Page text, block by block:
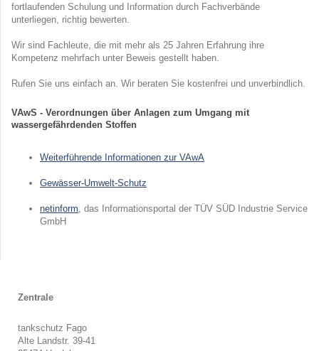
fortlaufenden Schulung und Information durch Fachverbände
unterliegen, richtig bewerten.
Wir sind Fachleute, die mit mehr als 25 Jahren Erfahrung ihre
Kompetenz mehrfach unter Beweis gestellt haben.
Rufen Sie uns einfach an. Wir beraten Sie kostenfrei und unverbindlich.
VAwS - Verordnungen über Anlagen zum Umgang mit
wassergefährdenden Stoffen
Weiterführende Informationen zur VAwA
Gewässer-Umwelt-Schutz
netinform, das Informationsportal der TÜV SÜD Industrie Service
GmbH
Zentrale
tankschutz Fago
Alte Landstr. 39-41